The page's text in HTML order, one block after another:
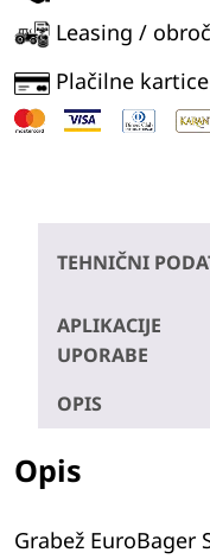
Leasing /
Plačilne
OPIS
TEHNIČNI
APLIKACIJE
UPORABE
Opis
Grabež EuroBager